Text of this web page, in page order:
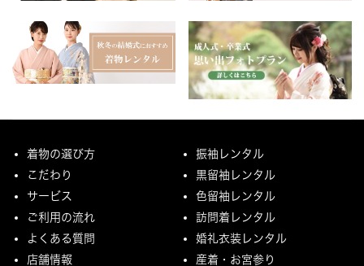
着物の選び方
こだわり
サービス
ご利用の流れ
よくある質問
店舗情報
振袖レンタル
黒留袖レンタル
色留袖レンタル
訪問着レンタル
婚礼衣装レンタル
産着・お宮参り